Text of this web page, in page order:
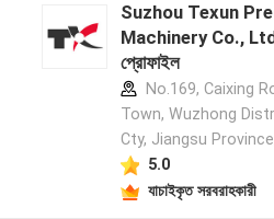
Suzhou Texun
Machinery Co.,
প্রোফাইল
No.169, Caixing
Town, Wuzhong
Cty, Jiangsu
5.0
যাচাইকৃত সরবরাহকারী